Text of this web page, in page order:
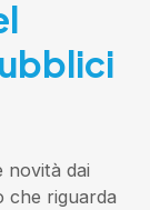
novità dai
che riguarda